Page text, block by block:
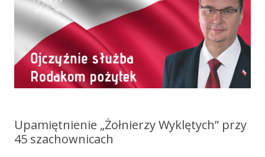
Upamiętnienie „Żołnierzy Wyklętych” przy
45 szachownicach